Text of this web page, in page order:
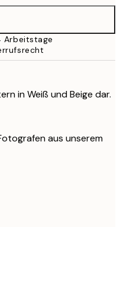
19,95 €
32,45 €
Arbeitstage
in Weiß und Beige dar.
aus unserem